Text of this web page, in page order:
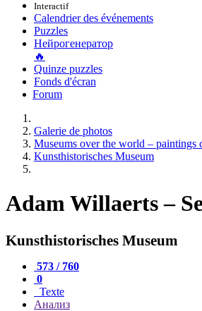
Interactif
Calendrier des événements
Puzzles
Нейрогенератор
🔥
Quinze puzzles
Fonds d'écran
Forum
Galerie de photos
Museums over the world – paintings
Kunsthistorisches Museum
Adam Willaerts –
Kunsthistorisches Museum
573 / 760
0
Texte
Анализ